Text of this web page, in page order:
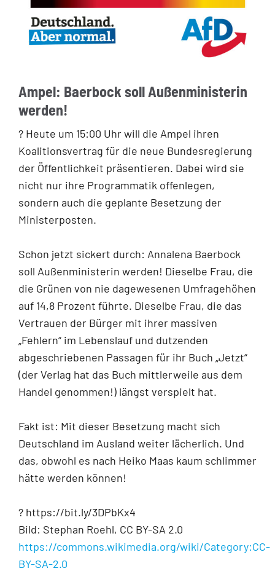
Ampel: Baerbock soll Außenministerin
werden!
? Heute um 15:00 Uhr will die Ampel ihren
Koalitionsvertrag für die neue Bundesregierung
der Öffentlichkeit präsentieren. Dabei wird sie
nicht nur ihre Programmatik offenlegen,
sondern auch die geplante Besetzung der
Ministerposten.
Schon jetzt sickert durch: Annalena Baerbock
soll Außenministerin werden! Dieselbe Frau, die
die Grünen von nie dagewesenen Umfragehöhen
auf 14,8 Prozent führte. Dieselbe Frau, die das
Vertrauen der Bürger mit ihrer massiven
„Fehlern“ im Lebenslauf und dutzenden
abgeschriebenen Passagen für ihr Buch „Jetzt“
(der Verlag hat das Buch mittlerweile aus dem
Handel genommen!) längst verspielt hat.
Fakt ist: Mit dieser Besetzung macht sich
Deutschland im Ausland weiter lächerlich. Und
das, obwohl es nach Heiko Maas kaum schlimmer
hätte werden können!
? https://bit.ly/3DPbKx4
Bild: Stephan Roehl, CC BY-SA 2.0
https://commons.wikimedia.org/wiki/Category:CC-
BY-SA-2.0